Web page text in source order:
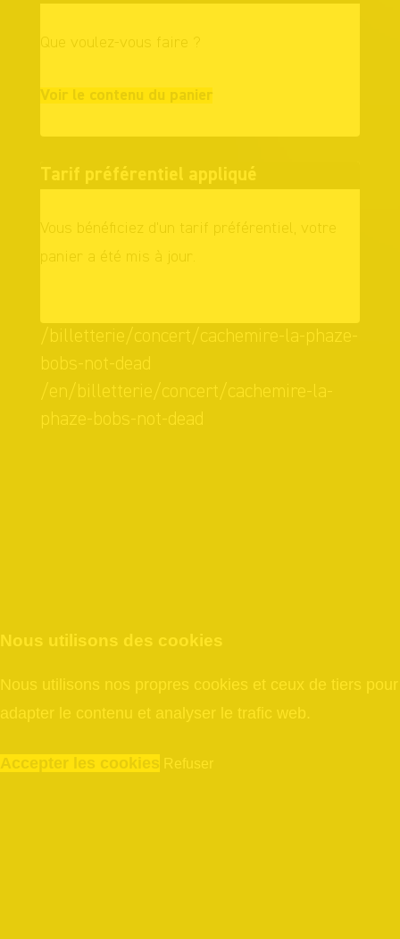
Que voulez-vous faire ?
Voir le contenu du panier
Tarif préférentiel appliqué
Vous bénéficiez d'un tarif préférentiel, votre
panier a été mis à jour.
/billetterie/concert/cachemire-la-phaze-
bobs-not-dead
/en/billetterie/concert/cachemire-la-
phaze-bobs-not-dead
Nous utilisons des cookies
Nous utilisons nos propres cookies et ceux de tiers pour
adapter le contenu et analyser le trafic web.
Accepter les cookies Refuser